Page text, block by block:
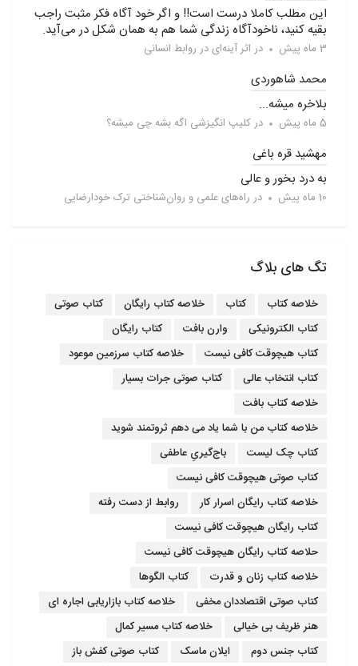
این مطلب کاملا درست است!! و اگر خود آگاه فکر مثبت راجب
بقیه کنید، ناخودآگاه زندگی شما هم به همان شکل در می‌آید.
3 ماه پیش در اثر آینه‌ای در روابط انسانی
محمد شاهوردی
بلاخره میشه...
5 ماه پیش درکلیپ انگیزشی اگه بشه چی میشه؟
مهشید قره باغی
به درد بخور و عالی
10 ماه پیش در راه‌های علمی و روان‌شناختی ترک خودارضایی
تگ های بلاگ
خلاصه کتاب کتاب خلاصه کتاب رایگان
کتاب صوتی
کتاب الکترونیکی
وارن بافت
کتاب رایگان
کتاب هیچوقت کافی نیست
خلاصه کتاب سرزمین موعود
کتاب انتخاب عالی
کتاب صوتی جرات بسیار
خلاصه کتاب بافت
خلاصه کتاب من با شما یاد می دهم ثروتمند شوید
کتاب چک لیست
باج‌گیریِ عاطفی
کتاب صوتی هیچوقت کافی نیست
خلاصه کتاب رایگان اسرار کار
روابط از دست رفته
کتاب رایگان هیچوقت کافی نیست
حلاصه کتاب رایگان هیچوقت کافی نیست
خلاصه کتاب زنان و قدرت
کتاب الگوها
کتاب صوتی اقتصاددان مخفی
خلاصه کتاب بازاریابی اجاره ای
هنر ظریف بی خیالی
خلاصه کتاب مسیر کمال
کتاب جنس دوم
ایلان ماسک
کتاب صوتی کفش باز